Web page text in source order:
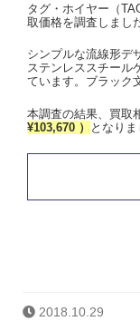
タグ・ホイヤー（
取価格を調査しまし
シンプルな流線形デ
ステンレススチール
ています。ブラック
本調査の結果、買取
¥103,670 ）
となりま
2018.10.29